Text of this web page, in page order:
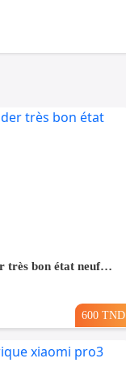
🏎️🏎️Vélo rockrider très bon état neuf🚲🚲
600 TND